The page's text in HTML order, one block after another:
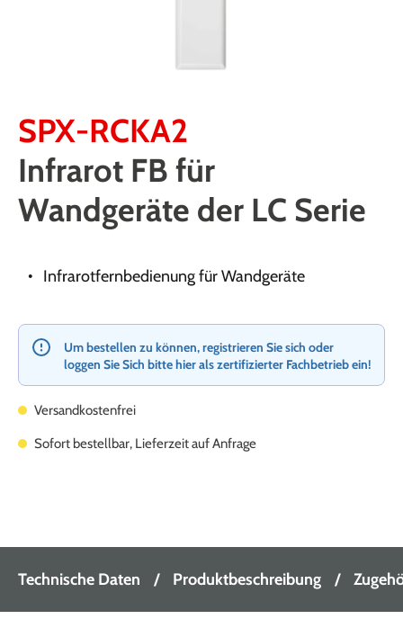
SPX-RCKA2
Infrarot FB für
Wandgeräte der LC Serie
Infrarotfernbedienung für Wandgeräte
Um bestellen zu können, registrieren Sie sich oder
loggen Sie Sich bitte hier als zertifizierter Fachbetrieb ein!
Versandkostenfrei
Sofort bestellbar, Lieferzeit auf Anfrage
Technische Daten Produktbeschreibung